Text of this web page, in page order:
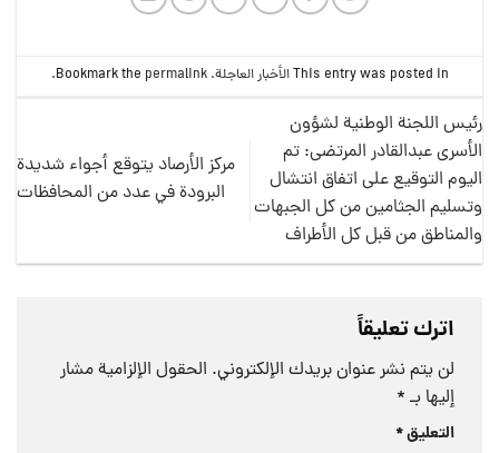
This entry was posted inالأخبار العاجلة. Bookmark the
permalink
.
رئيس اللجنة الوطنية لشؤون
الأسرى عبدالقادر المرتضى: تم
اليوم التوقيع على اتفاق انتشال
وتسليم الجثامين من كل الجبهات
والمناطق من قبل كل الأطراف
مركز الأرصاد يتوقع أجواء شديدة
البرودة في عدد من المحافظات
اترك تعليقاً
لن يتم نشر عنوان بريدك الإلكتروني. الحقول الإلزامية مشار
إليها بـ *
التعليق*